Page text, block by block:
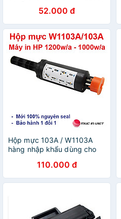
88, KX-FAT 92, 411. Xerox
P255D, P265D, Hàng chính
hãng
52.000 đ
Hộp mực 103A / W1103A
hàng nhập khẩu dùng cho
1000A, 1000W, 1200A,
1200W mới 100% [Fullbox]
110.000 đ